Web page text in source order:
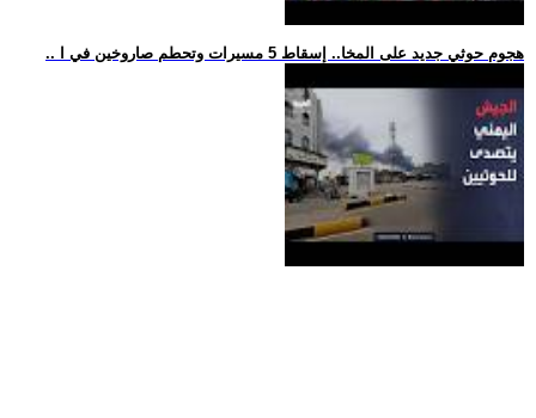
.. هجوم حوثي جديد على المخا.. إسقاط 5 مسيرات وتحطم صاروخين في ا